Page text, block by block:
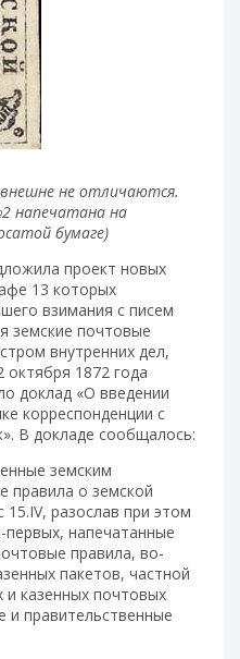
не отличаются.
напечатана на
бумаге)
проект новых
13 которых
взимания с писем
земские почтовые
внутренних дел,
1872 года
доклад «О введении
корреспонденции с
В докладе сообщалось:
земским
правила о земской
15.IV, разослав при этом
напечатанные
правила, во-
пакетов, частной
и казенных почтовых
и правительственные